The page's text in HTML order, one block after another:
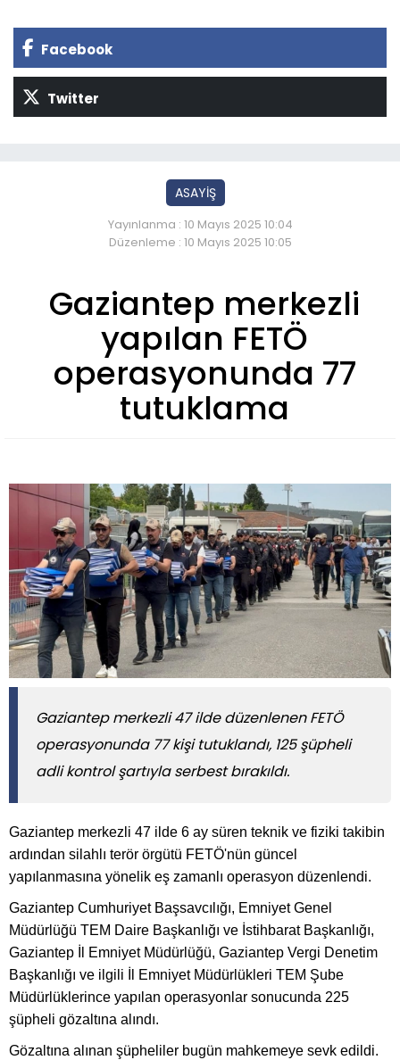
Facebook
Twitter
ASAYİŞ
Yayınlanma : 10 Mayıs 2025 10:04
Düzenleme : 10 Mayıs 2025 10:05
Gaziantep merkezli
yapılan FETÖ
operasyonunda 77
tutuklama
Gaziantep merkezli 47 ilde düzenlenen FETÖ
operasyonunda 77 kişi tutuklandı, 125 şüpheli
adli kontrol şartıyla serbest bırakıldı.
Gaziantep merkezli 47 ilde 6 ay süren teknik ve fiziki takibin
ardından silahlı terör örgütü FETÖ'nün güncel
yapılanmasına yönelik eş zamanlı operasyon düzenlendi.
Gaziantep Cumhuriyet Başsavcılığı, Emniyet Genel
Müdürlüğü TEM Daire Başkanlığı ve İstihbarat Başkanlığı,
Gaziantep İl Emniyet Müdürlüğü, Gaziantep Vergi Denetim
Başkanlığı ve ilgili İl Emniyet Müdürlükleri TEM Şube
Müdürlüklerince yapılan operasyonlar sonucunda 225
şüpheli gözaltına alındı.
Gözaltına alınan şüpheliler bugün mahkemeye sevk edildi.